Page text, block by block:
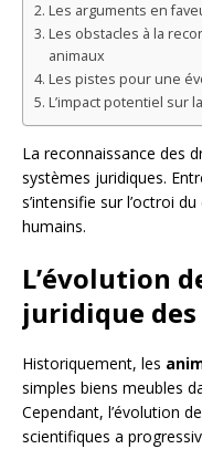
Les arguments en
Les obstacles à la
animaux
Les pistes pour une
L’impact potentiel sur
La reconnaissance des
systèmes juridiques.
s’intensifie sur l’octroi
humains.
L’évolution
juridique
Historiquement, les
simples biens meubles
Cependant, l’évolution
scientifiques a